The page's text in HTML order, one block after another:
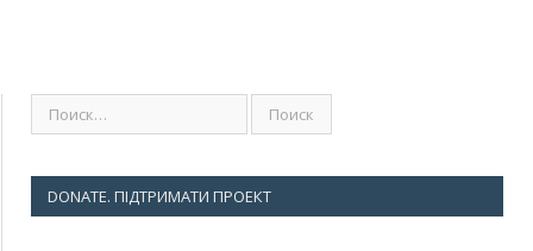
DONATE. ПІДТРИМАТИ ПРОЕКТ